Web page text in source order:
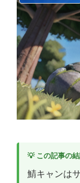
💡 この記事の
鯖キャンは